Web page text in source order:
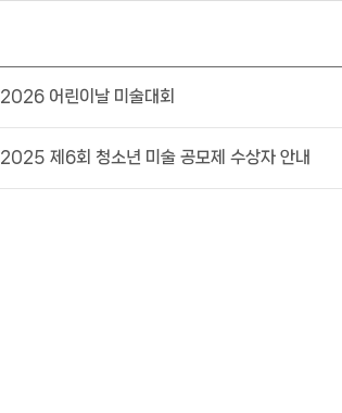
2026 어린이날 미술대회
2025 제6회 청소년 미술 공모제 수상자 안내